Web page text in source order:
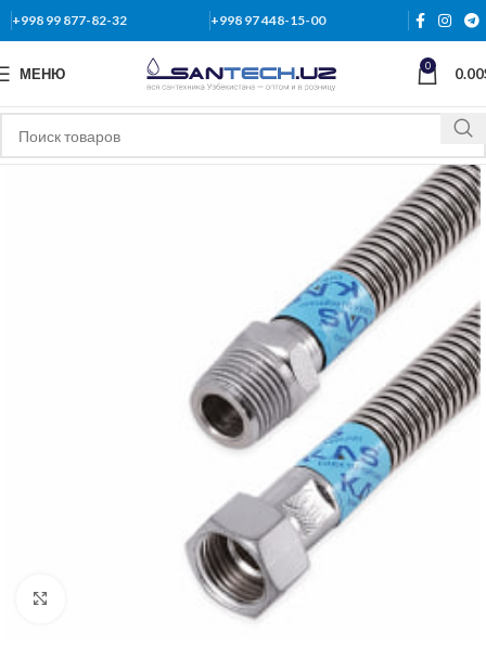
+998 99 877-82-32 +998 97 448-15-00
МЕНЮ 0 0.00
Нажмите, чтобы увеличить